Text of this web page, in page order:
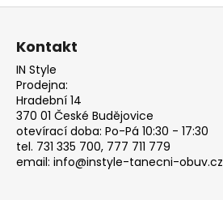
Z
Kontakt
IN Style
Prodejna:
Hradební 14
370 01 České Budějovice
otevírací doba: Po-Pá 10:30 - 17:30
tel. 731 335 700, 777 711 779
email: info@instyle-tanecni-obuv.cz